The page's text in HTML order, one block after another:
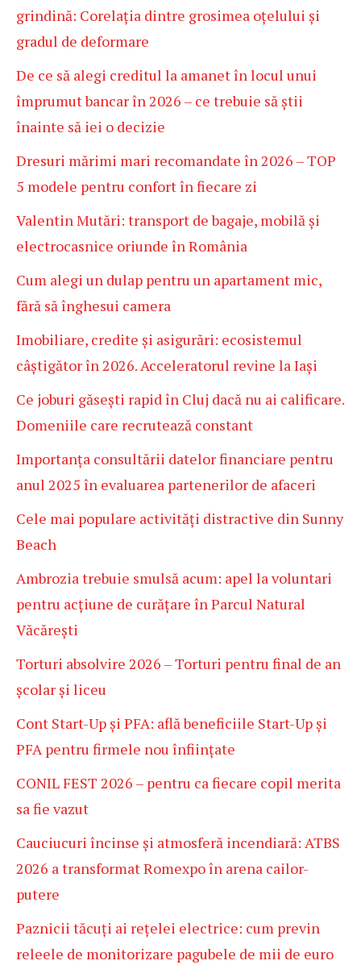
grindină: Corelația dintre grosimea oțelului și
gradul de deformare
De ce să alegi creditul la amanet în locul unui
împrumut bancar în 2026 – ce trebuie să știi
înainte să iei o decizie
Dresuri mărimi mari recomandate în 2026 – TOP
5 modele pentru confort în fiecare zi
Valentin Mutări: transport de bagaje, mobilă și
electrocasnice oriunde în România
Cum alegi un dulap pentru un apartament mic,
fără să înghesui camera
Imobiliare, credite și asigurări: ecosistemul
câștigător în 2026. Acceleratorul revine la Iași
Ce joburi găsești rapid în Cluj dacă nu ai calificare.
Domeniile care recrutează constant
Importanța consultării datelor financiare pentru
anul 2025 în evaluarea partenerilor de afaceri
Cele mai populare activități distractive din Sunny
Beach
Ambrozia trebuie smulsă acum: apel la voluntari
pentru acțiune de curățare în Parcul Natural
Văcărești
Torturi absolvire 2026 – Torturi pentru final de an
școlar și liceu
Cont Start-Up și PFA: află beneficiile Start-Up și
PFA pentru firmele nou înființate
CONIL FEST 2026 – pentru ca fiecare copil merita
sa fie vazut
Cauciucuri încinse și atmosferă incendiară: ATBS
2026 a transformat Romexpo în arena cailor-
putere
Paznicii tăcuți ai rețelei electrice: cum previn
releele de monitorizare pagubele de mii de euro